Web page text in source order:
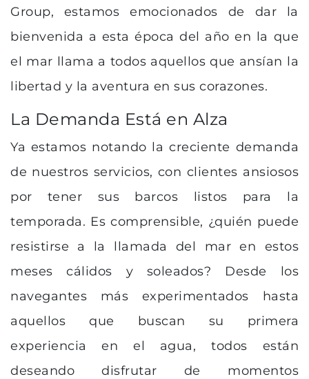
Group, estamos emocionados de dar la
bienvenida a esta época del año en la que
el mar llama a todos aquellos que ansían la
libertad y la aventura en sus corazones.
La Demanda Está en Alza
Ya estamos notando la creciente demanda
de nuestros servicios, con clientes ansiosos
por tener sus barcos listos para la
temporada. Es comprensible, ¿quién puede
resistirse a la llamada del mar en estos
meses cálidos y soleados? Desde los
navegantes más experimentados hasta
aquellos que buscan su primera
experiencia en el agua, todos están
deseando disfrutar de momentos